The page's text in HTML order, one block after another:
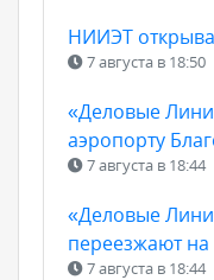
НИИЭТ
7 августа в 18:50
«Деловые
аэропорту
7 августа в 18:44
«Деловые
переезжают
7 августа в 18:44